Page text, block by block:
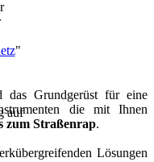
"
auf
das Grundgerüst für eine
die mit Ihnen
zum Straßenrap.
Lösungen